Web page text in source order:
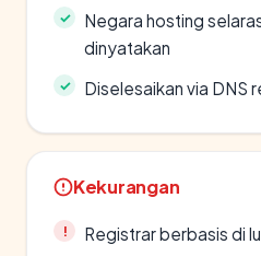
Negara hosting
dinyatakan
Diselesaikan via DNS
Kekurangan
Registrar berbasis di